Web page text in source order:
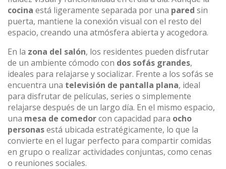
cocina está ligeramente separada por una pared sin
puerta, mantiene la conexión visual con el resto del
espacio, creando una atmósfera abierta y acogedora.
En la zona del salón, los residentes pueden disfrutar
de un ambiente cómodo con dos sofás grandes,
ideales para relajarse y socializar. Frente a los sofás se
encuentra una televisión de pantalla plana, ideal
para disfrutar de películas, series o simplemente
relajarse después de un largo día. En el mismo espacio,
una mesa de comedorcon capacidad para ocho
personasestá ubicada estratégicamente, lo que la
convierte en el lugar perfecto para compartir comidas
en grupo o realizar actividades conjuntas, como cenas
o reuniones sociales.